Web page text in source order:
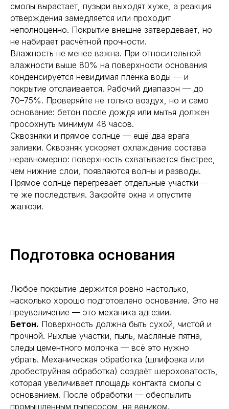
смолы вырастает, пузыри выходят хуже, а реакция
отверждения замедляется или проходит
неполноценно. Покрытие внешне затвердевает, но
не набирает расчётной прочности.
Влажность не менее важна. При относительной
влажности выше 80% на поверхности основания
конденсируется невидимая плёнка воды — и
покрытие отслаивается. Рабочий диапазон — до
70–75%. Проверяйте не только воздух, но и само
основание: бетон после дождя или мытья должен
просохнуть минимум 48 часов.
Сквозняки и прямое солнце — ещё два врага
заливки. Сквозняк ускоряет охлаждение состава
неравномерно: поверхность схватывается быстрее,
чем нижние слои, появляются волны и разводы.
Прямое солнце перегревает отдельные участки —
те же последствия. Закройте окна и опустите
жалюзи.
Подготовка основания
Любое покрытие держится ровно настолько,
насколько хорошо подготовлено основание. Это не
преувеличение — это механика адгезии.
Бетон. Поверхность должна быть сухой, чистой и
прочной. Рыхлые участки, пыль, масляные пятна,
следы цементного молочка — всё это нужно
убрать. Механическая обработка (шлифовка или
дробеструйная обработка) создаёт шероховатость,
которая увеличивает площадь контакта смолы с
основанием. После обработки — обеспылить
промышленным пылесосом, не веником.